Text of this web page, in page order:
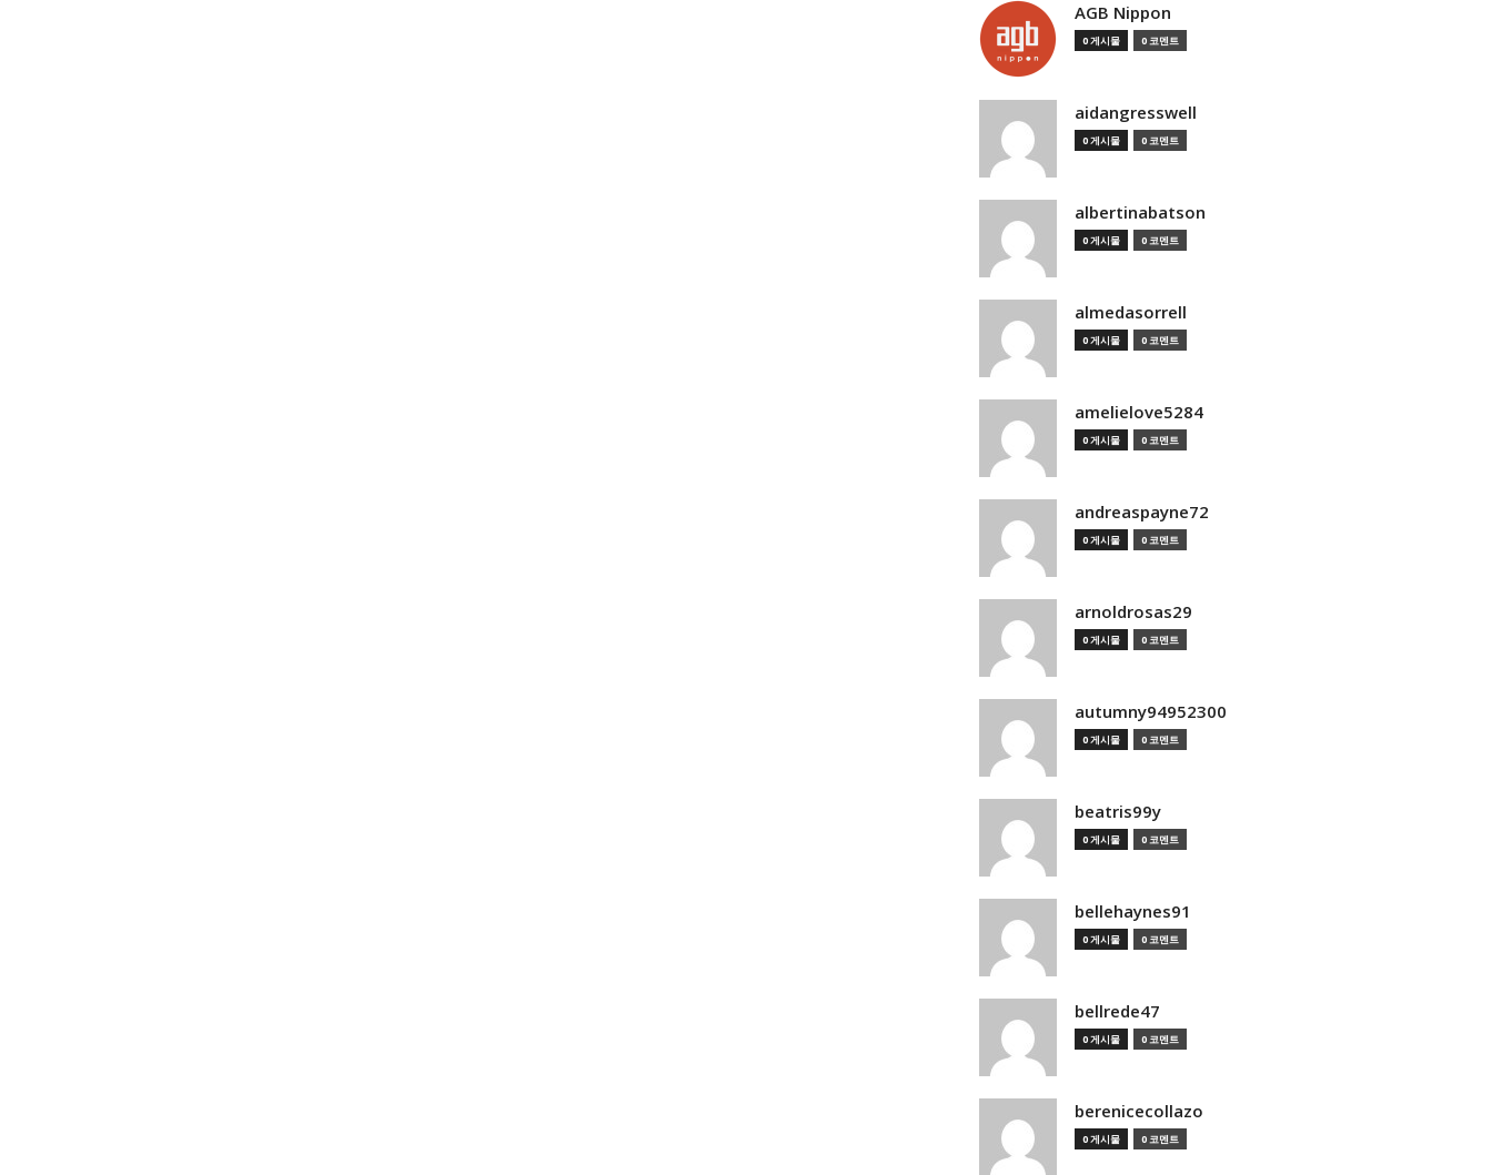
AGB Nippon
0 게시물 0 코멘트
aidangresswell
0 게시물 0 코멘트
albertinabatson
0 게시물 0 코멘트
almedasorrell
0 게시물 0 코멘트
amelielove5284
0 게시물 0 코멘트
andreaspayne72
0 게시물 0 코멘트
arnoldrosas29
0 게시물 0 코멘트
autumny94952300
0 게시물 0 코멘트
beatris99y
0 게시물 0 코멘트
bellehaynes91
0 게시물 0 코멘트
bellrede47
0 게시물 0 코멘트
berenicecollazo
0 게시물 0 코멘트